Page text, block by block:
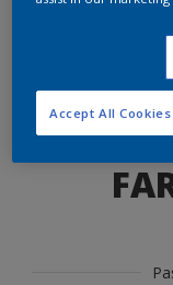
Accept All Cookies